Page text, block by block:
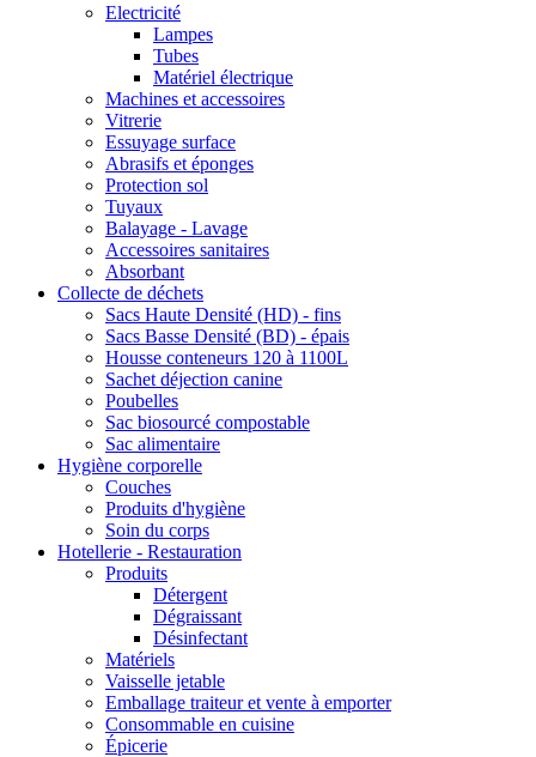
Electricité
Lampes
Tubes
Matériel électrique
Machines et accessoires
Vitrerie
Essuyage surface
Abrasifs et éponges
Protection sol
Tuyaux
Balayage - Lavage
Accessoires sanitaires
Absorbant
Collecte de déchets
Sacs Haute Densité (HD) - fins
Sacs Basse Densité (BD) - épais
Housse conteneurs 120 à 1100L
Sachet déjection canine
Poubelles
Sac biosourcé compostable
Sac alimentaire
Hygiène corporelle
Couches
Produits d'hygiène
Soin du corps
Hotellerie - Restauration
Produits
Détergent
Dégraissant
Désinfectant
Matériels
Vaisselle jetable
Emballage traiteur et vente à emporter
Consommable en cuisine
Épicerie